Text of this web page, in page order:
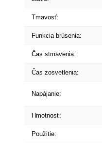
Tmavosť:
Funkcia brúsenia:
Čas stmavenia:
Čas zosvetlenia:
Napájanie:
Hmotnosť:
Použitie: